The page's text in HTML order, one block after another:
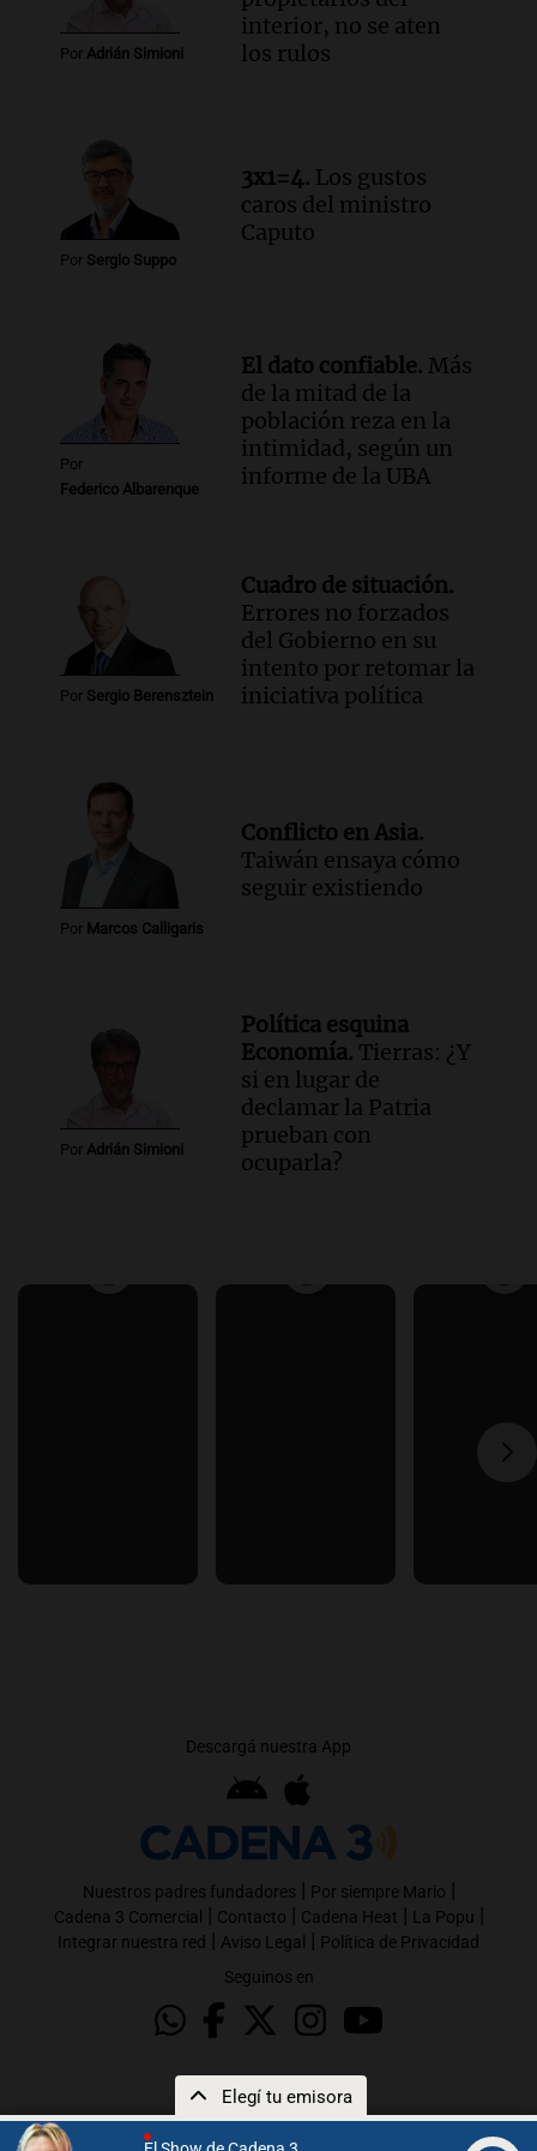
Elegí tu emisora
Episodios
Panorama Federal
Episodios
Audio.Tormentas y filtraciones: "El
agua entra por donde menos
imaginamos"
Por Adrián Simioni
interior, no se aten
los rulos
Por Sergio Suppo
3x1=4. Los gustos
caros del ministro
Caputo
Por
Federico Albarenque
El dato confiable. Más
de la mitad de la
población reza en la
intimidad, según un
informe de la UBA
Por Sergio Berensztein
Cuadro de situación.
Errores no forzados
del Gobierno en su
intento por retomar la
iniciativa política
Por Marcos Calligaris
Conflicto en Asia.
Taiwán ensaya cómo
seguir existiendo
Por Adrián Simioni
Política esquina
Economía. Tierras: ¿Y
si en lugar de
declamar la Patria
prueban con
ocuparla?
Descargá nuestra App
Nuestros padres fundadores | Por siempre Mario |
Cadena 3 Comercial | Contacto | Cadena Heat | La Popu |
Integrar nuestra red | Aviso Legal | Política de Privacidad
Seguinos en